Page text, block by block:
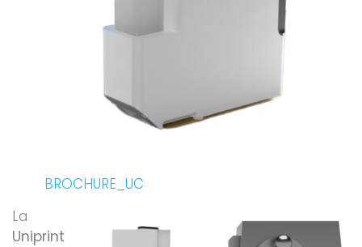
BROCHURE_UC
La
Uniprint